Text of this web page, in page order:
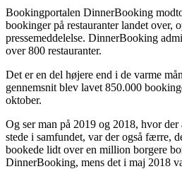
Bookingportalen DinnerBooking
bookinger på restauranter landet over,
pressemeddelelse. DinnerBooking
over 800 restauranter.
Det er en del højere end i de varme
gennemsnit blev lavet 850.000
oktober.
Og ser man på 2019 og 2018, hvor
stede i samfundet, var der også færre,
bookede lidt over en million borgere
DinnerBooking, mens det i maj 2018